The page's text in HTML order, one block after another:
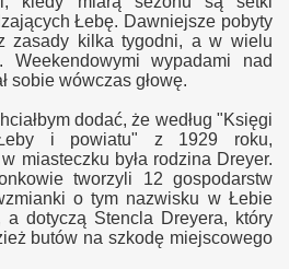
Łebę. Dawniejsze pobyty
zasady kilka tygodni, a w wielu
Weekendowymi wypadami nad
sobie wówczas głowę.
dodać, że według "Księgi
i powiatu" z 1929 roku,
miasteczku była rodzina Dreyer.
tworzyli 12 gospodarstw
o tym nazwisku wŁebie
dotyczą Stencla Dreyera, który
butów na szkodę miejscowego